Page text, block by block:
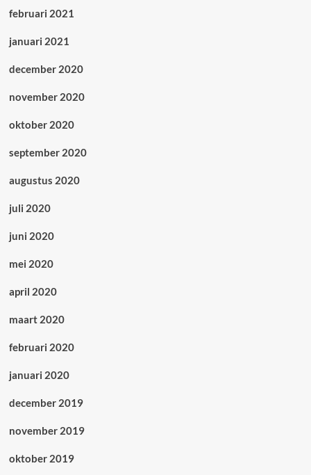
februari 2021
januari 2021
december 2020
november 2020
oktober 2020
september 2020
augustus 2020
juli 2020
juni 2020
mei 2020
april 2020
maart 2020
februari 2020
januari 2020
december 2019
november 2019
oktober 2019